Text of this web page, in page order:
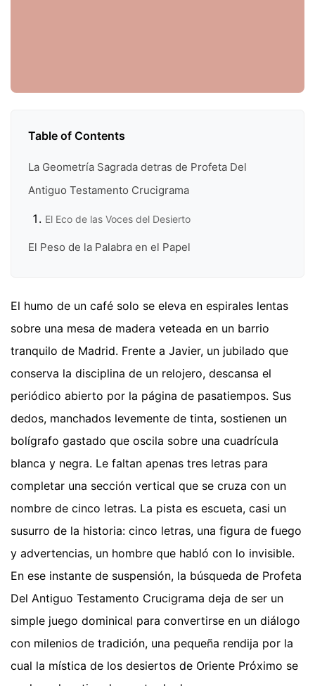
Table of Contents
La Geometría Sagrada detras de Profeta Del
Antiguo Testamento Crucigrama
El Eco de las Voces del Desierto
El Peso de la Palabra en el Papel
El humo de un café solo se eleva en espirales lentas
sobre una mesa de madera veteada en un barrio
tranquilo de Madrid. Frente a Javier, un jubilado que
conserva la disciplina de un relojero, descansa el
periódico abierto por la página de pasatiempos. Sus
dedos, manchados levemente de tinta, sostienen un
bolígrafo gastado que oscila sobre una cuadrícula
blanca y negra. Le faltan apenas tres letras para
completar una sección vertical que se cruza con un
nombre de cinco letras. La pista es escueta, casi un
susurro de la historia: cinco letras, una figura de fuego
y advertencias, un hombre que habló con lo invisible.
En ese instante de suspensión, la búsqueda de Profeta
Del Antiguo Testamento Crucigrama deja de ser un
simple juego dominical para convertirse en un diálogo
con milenios de tradición, una pequeña rendija por la
cual la mística de los desiertos de Oriente Próximo se